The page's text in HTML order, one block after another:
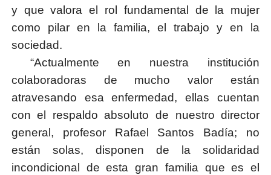
y que valora el rol fundamental de la mujer
como pilar en la familia, el trabajo y en la
sociedad.
“Actualmente en nuestra institución
colaboradoras de mucho valor están
atravesando esa enfermedad, ellas cuentan
con el respaldo absoluto de nuestro director
general, profesor Rafael Santos Badía; no
están solas, disponen de la solidaridad
incondicional de esta gran familia que es el